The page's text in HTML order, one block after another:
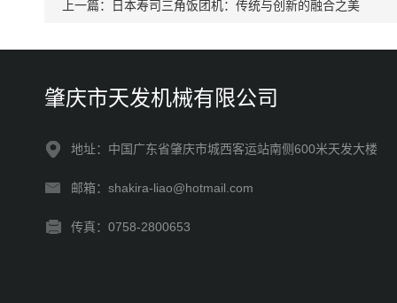
上一篇： 日本寿司三角饭团机：传统与创新的融合之美
肇庆市天发机械有限公司
地址：中国广东省肇庆市城西客运站南侧600米天发大楼
邮箱：shakira-liao@hotmail.com
传真：0758-2800653